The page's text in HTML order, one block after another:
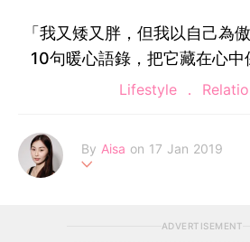
「我又矮又胖，但我以自己為
10句暖心語錄，把它藏在心中
Lifestyle
By Aisa on 17 Jan 2019
ADVERTISEMENT